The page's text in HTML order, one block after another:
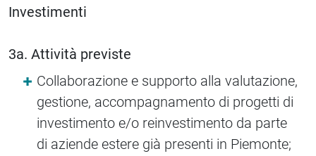
Investimenti
3a. Attività previste
Collaborazione e supporto alla valutazione,
gestione, accompagnamento di progetti di
investimento e/o reinvestimento da parte
di aziende estere già presenti in Piemonte;